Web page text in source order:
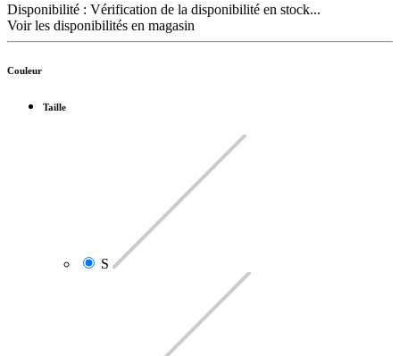
Disponibilité : Vérification de la disponibilité en stock...
Voir les disponibilités en magasin
Couleur
Taille
S